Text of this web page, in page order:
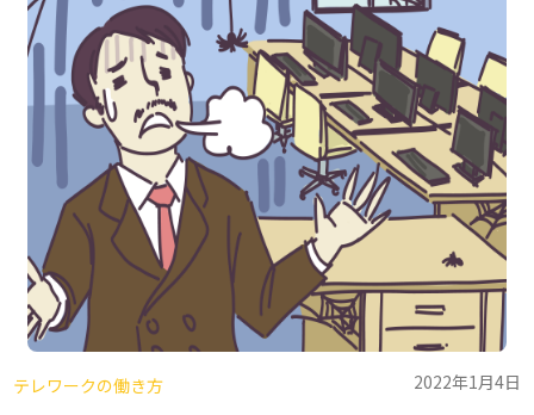
テレワークの働き方 2022年1月4日